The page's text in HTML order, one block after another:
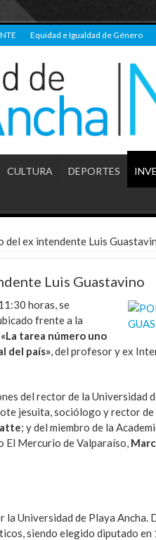
Equidad e Igualdad de Género
CULTURA DEPORTES
del ex intendente Luis
Luis Guastavino
horas, se
frente a la
«La tarea número uno
del país», del profesor y ex
del rector de la Universidad
jesuita, sociólogo y rector de
; y del miembro de la
Mercurio de Valparaíso,
Universidad de Playa Ancha.
siendo elegido diputado en